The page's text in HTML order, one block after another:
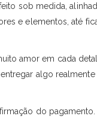
sob medida,
e elementos, até
amor em cada
algo
do pagamento.